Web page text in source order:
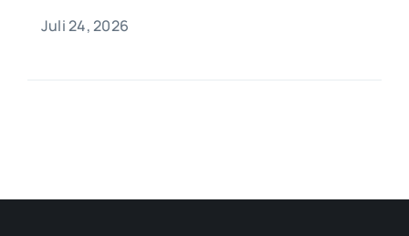
Juli 24, 2026